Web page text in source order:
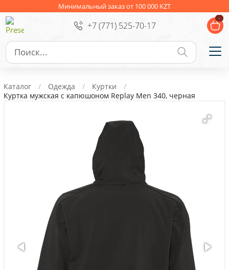
Минимальный заказ от 100 000 KZT
+7 (771) 525-70-17
-
Ежедневники Новогодние подарки
Сувениры к праздникам Упаковка
Личные аксессуары
Деловые подарки
Каталог Одежда
Куртки
Куртка мужская с капюшоном Replay Men 340, черная